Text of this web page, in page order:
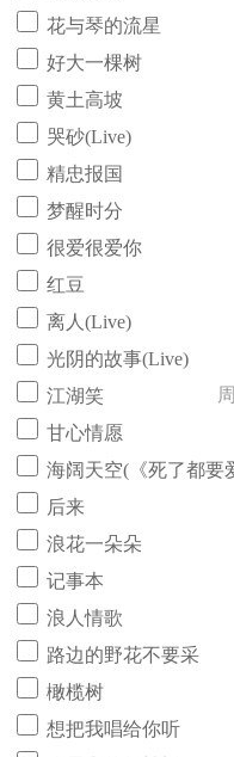
花与琴的流星
好大一棵树
黄土高坡
哭砂(Live)
精忠报国
梦醒时分
很爱很爱你
红豆
离人(Live)
光阴的故事(Live)
江湖笑
甘心情愿
海阔天空(《死了都要
后来
浪花一朵朵
记事本
浪人情歌
路边的野花不要采
橄榄树
想把我唱给你听